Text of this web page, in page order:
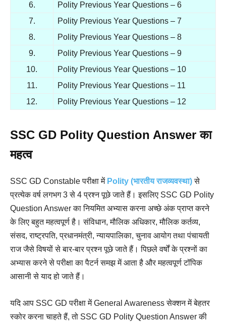
6.
Polity Previous Year Questions – 6
7.
Polity Previous Year Questions – 7
8.
Polity Previous Year Questions – 8
9.
Polity Previous Year Questions – 9
10.
Polity Previous Year Questions – 10
11.
Polity Previous Year Questions – 11
12.
Polity Previous Year Questions – 12
SSC GD Polity Question Answer का
महत्व
SSC GD Constable परीक्षा में Polity (भारतीय राजव्यवस्था)से
प्रत्येक वर्ष लगभग 3 से 4 प्रश्न पूछे जाते हैं। इसलिए SSC GD Polity
Question Answer का नियमित अभ्यास करना अच्छे अंक प्राप्त करने
के लिए बहुत महत्वपूर्ण है। संविधान, मौलिक अधिकार, मौलिक कर्तव्य,
संसद, राष्ट्रपति, प्रधानमंत्री, न्यायपालिका, चुनाव आयोग तथा पंचायती
राज जैसे विषयों से बार-बार प्रश्न पूछे जाते हैं। पिछले वर्षों के प्रश्नों का
अभ्यास करने से परीक्षा का पैटर्न समझ में आता है और महत्वपूर्ण टॉपिक
आसानी से याद हो जाते हैं।
यदि आप SSC GD परीक्षा में General Awareness सेक्शन में बेहतर
स्कोर करना चाहते हैं, तो SSC GD Polity Question Answer की